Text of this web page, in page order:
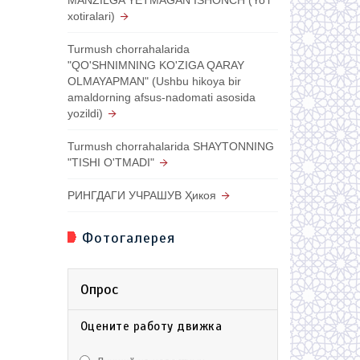
xotiralari)
Turmush chorrahalarida
"QO'SHNIMNING KO'ZIGA QARAY
OLMAYAPMAN" (Ushbu hikoya bir
amaldorning afsus-nadomati asosida
yozildi)
Turmush chorrahalarida SHAYTONNING
"TISHI O'TMADI"
РИНГДАГИ УЧРАШУВ Ҳикоя
Фотогалерея
Опрос
Оцените работу движка